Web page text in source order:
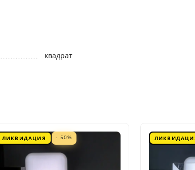
квадрат
ЛИКВИДАЦИЯ - 50%